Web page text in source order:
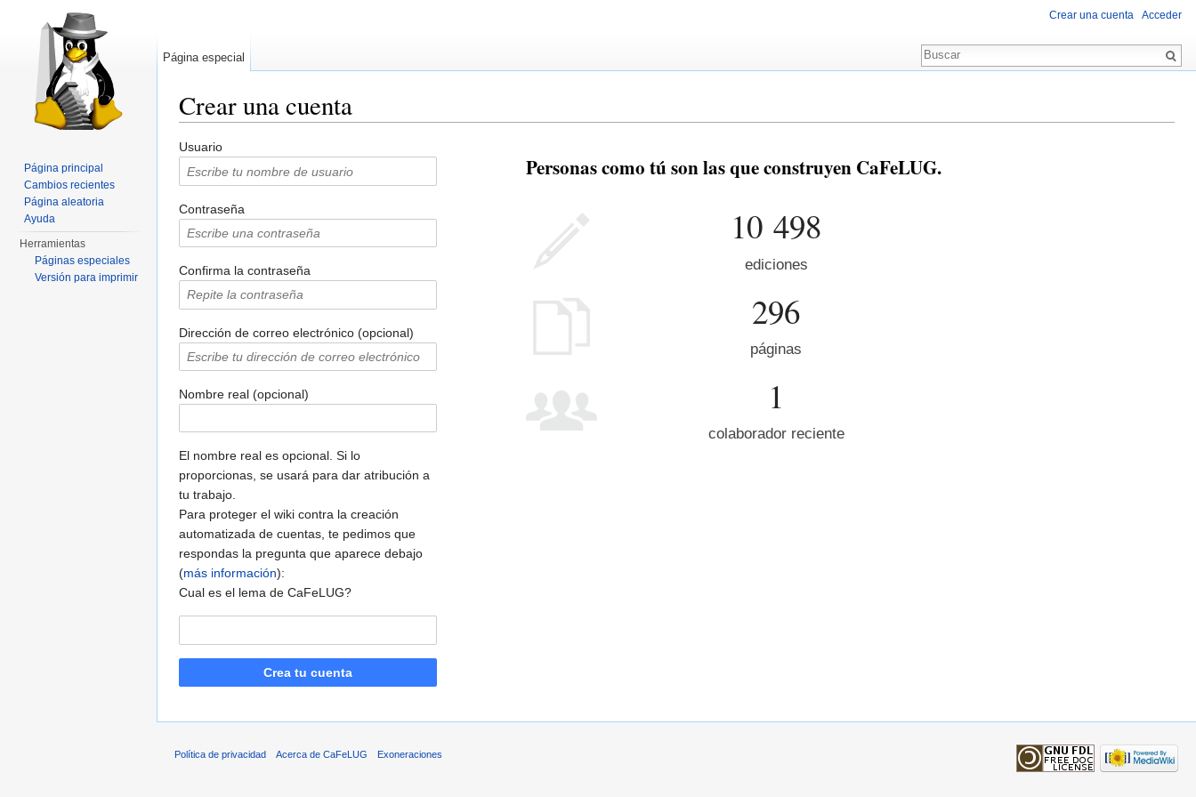
Crear una cuenta
Usuario
Contraseña
Confirma la contraseña
Dirección de correo electrónico (opcional)
Nombre real (opcional)
El nombre real es opcional. Si lo
proporcionas, se usará para dar atribución a
tu trabajo.
Para proteger el wiki contra la creación
automatizada de cuentas, te pedimos que
respondas la pregunta que aparece debajo
(más información):
Cual es el lema de CaFeLUG?
Crea tu cuenta
Personas como tú son las que construyen CaFeLUG.
10 498
ediciones
296
páginas
1
colaborador reciente
Crear una cuenta Acceder
Página especial
Página principal
Cambios recientes
Página aleatoria
Ayuda
Herramientas
Páginas especiales
Versión para imprimir
Política de privacidad Acerca de CaFeLUG Exoneraciones